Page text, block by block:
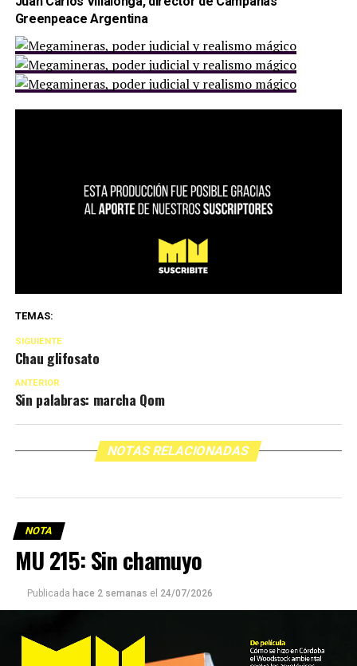
Greenpeace Argentina
TEMAS:
SIGUIENTE
Chau glifosato
ANTERIOR
Sin palabras: marcha Qom
NOTAS RELACIONADAS
NOTA
MU 215: Sin chamuyo
Publicada hace 2 semanas el 24/07/2026